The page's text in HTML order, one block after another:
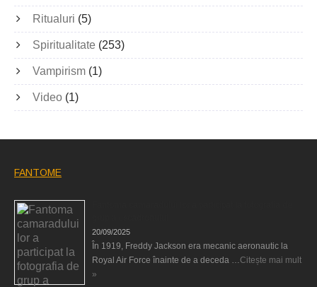
Ritualuri (5)
Spiritualitate (253)
Vampirism (1)
Video (1)
FANTOME
20/09/2025
În 1919, Freddy Jackson era mecanic aeronautic la
Royal Air Force înainte de a deceda …Citește mai mult
»